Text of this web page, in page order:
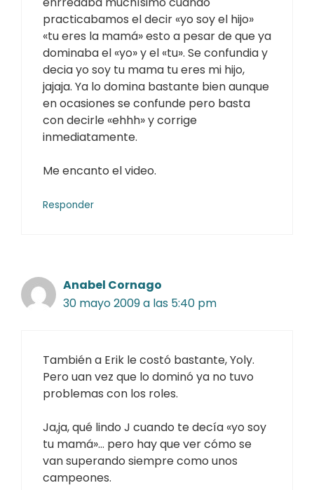
practicabamos el decir «yo soy el hijo»
«tu eres la mamá» esto a pesar de que ya
dominaba el «yo» y el «tu». Se confundia y
decia yo soy tu mama tu eres mi hijo,
jajaja. Ya lo domina bastante bien aunque
en ocasiones se confunde pero basta
con decirle «ehhh» y corrige
inmediatamente.
Me encanto el video.
Responder
Anabel Cornago
30 mayo 2009 a las 5:40 pm
También a Erik le costó bastante, Yoly.
Pero uan vez que lo dominó ya no tuvo
problemas con los roles.
Ja,ja, qué lindo J cuando te decía «yo soy
tu mamá»… pero hay que ver cómo se
van superando siempre como unos
campeones.